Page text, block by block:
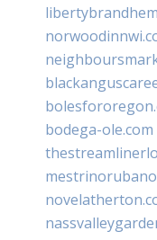
bodega-ole.com